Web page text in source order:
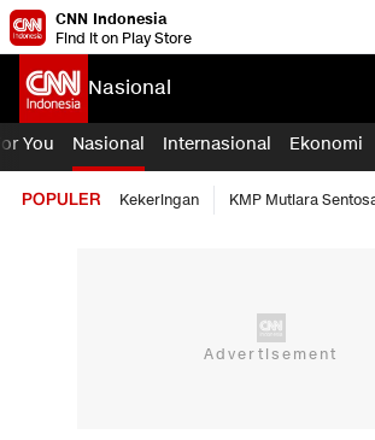
CNN Indonesia
Find it on Play Store
Nasional
You Nasional Internasional Ekonomi
POPULER Kekeringan KMP Mutiara